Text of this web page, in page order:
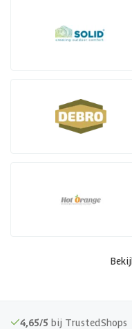
4,65/5 bij TrustedShops